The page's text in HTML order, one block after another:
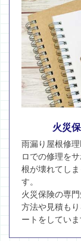
火災
雨漏り屋根修
ロでの修理を
根が壊れてし
す。
火災保険の専
方法や見積も
ートをしてい